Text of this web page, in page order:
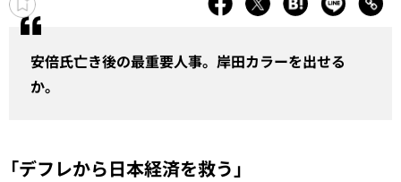
安倍氏亡き後の最重要人事。岸田カラーを出せる
か。
「デフレから日本経済を救う」